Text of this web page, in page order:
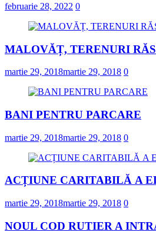
februarie 28, 2022 0
MALOVĂȚ, TERENURI
martie 29, 2018martie 29, 2018 0
BANI PENTRU PARCARE
martie 29, 2018martie 29, 2018 0
ACȚIUNE CARITABILĂ A
martie 29, 2018martie 29, 2018 0
NOUL COD RUTIER A